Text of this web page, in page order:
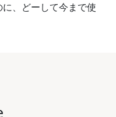
、どーして今まで使